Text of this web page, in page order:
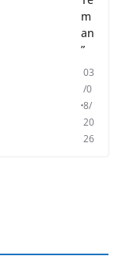
m
an
”
03
/0
8/
20
26